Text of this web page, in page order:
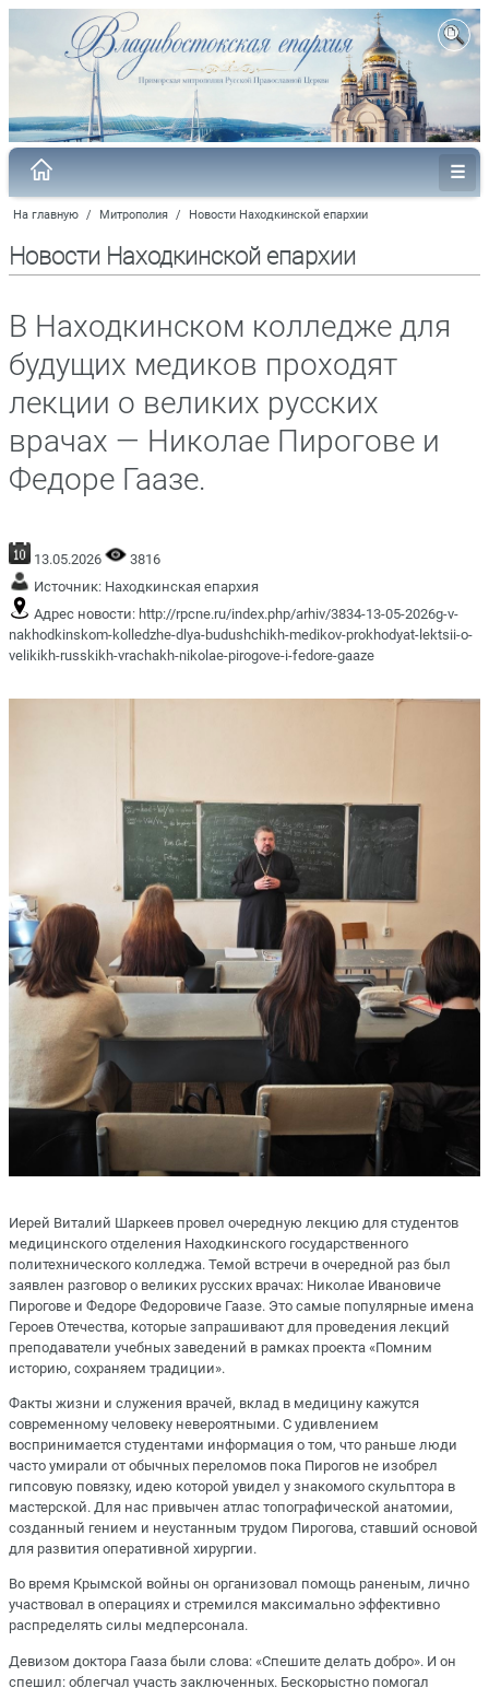
На главную / Митрополия / Новости Находкинской епархии
Новости Находкинской епархии
В Находкинском колледже для
будущих медиков проходят
лекции о великих русских
врачах — Николае Пирогове и
Федоре Гаазе.
13.05.2026
3816
Источник: Находкинская епархия
Адрес новости: http://rpcne.ru/index.php/arhiv/3834-13-05-2026g-v-
nakhodkinskom-kolledzhe-dlya-budushchikh-medikov-prokhodyat-lektsii-o-
velikikh-russkikh-vrachakh-nikolae-pirogove-i-fedore-gaaze
Иерей Виталий Шаркеев провел очередную лекцию для студентов
медицинского отделения Находкинского государственного
политехнического колледжа. Темой встречи в очередной раз был
заявлен разговор о великих русских врачах: Николае Ивановиче
Пирогове и Федоре Федоровиче Гаазе. Это самые популярные имена
Героев Отечества, которые запрашивают для проведения лекций
преподаватели учебных заведений в рамках проекта «Помним
историю, сохраняем традиции».
Факты жизни и служения врачей, вклад в медицину кажутся
современному человеку невероятными. С удивлением
воспринимается студентами информация о том, что раньше люди
часто умирали от обычных переломов пока Пирогов не изобрел
гипсовую повязку, идею которой увидел у знакомого скульптора в
мастерской. Для нас привычен атлас топографической анатомии,
созданный гением и неустанным трудом Пирогова, ставший основой
для развития оперативной хирургии.
Во время Крымской войны он организовал помощь раненым, лично
участвовал в операциях и стремился максимально эффективно
распределять силы медперсонала.
Девизом доктора Гааза были слова: «Спешите делать добро». И он
спешил: облегчал участь заключенных. Бескорыстно помогал